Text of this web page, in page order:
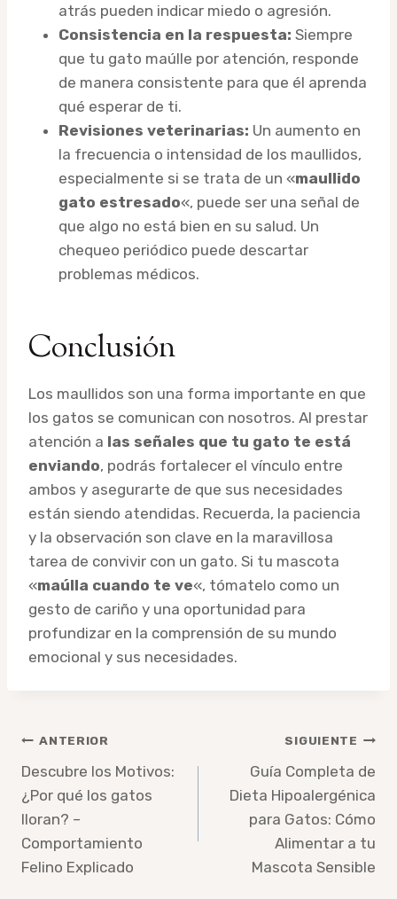
atrás pueden indicar miedo o agresión.
Consistencia en la respuesta: Siempre
que tu gato maúlle por atención, responde
de manera consistente para que él aprenda
qué esperar de ti.
Revisiones veterinarias: Un aumento en
la frecuencia o intensidad de los maullidos,
especialmente si se trata de un «maullido
gato estresado«, puede ser una señal de
que algo no está bien en su salud. Un
chequeo periódico puede descartar
problemas médicos.
Conclusión
Los maullidos son una forma importante en que
los gatos se comunican con nosotros. Al prestar
atención a las señales que tu gato te está
enviando, podrás fortalecer el vínculo entre
ambos y asegurarte de que sus necesidades
están siendo atendidas. Recuerda, la paciencia
y la observación son clave en la maravillosa
tarea de convivir con un gato. Si tu mascota
«maúlla cuando te ve«, tómatelo como un
gesto de cariño y una oportunidad para
profundizar en la comprensión de su mundo
emocional y sus necesidades.
Navegación
de
entradas
ANTERIOR
Descubre los Motivos:
¿Por qué los gatos
lloran? –
Comportamiento
Felino Explicado
SIGUIENTE
Guía Completa de
Dieta Hipoalergénica
para Gatos: Cómo
Alimentar a tu
Mascota Sensible